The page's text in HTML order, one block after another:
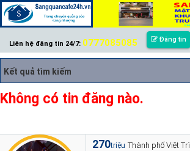
Liên hệ đăng tin 24/7: 0777085085 Đăng tin
Kết quả tìm kiếm
Không có tin đăng nào.
270triệu Thành phố Việt Trì